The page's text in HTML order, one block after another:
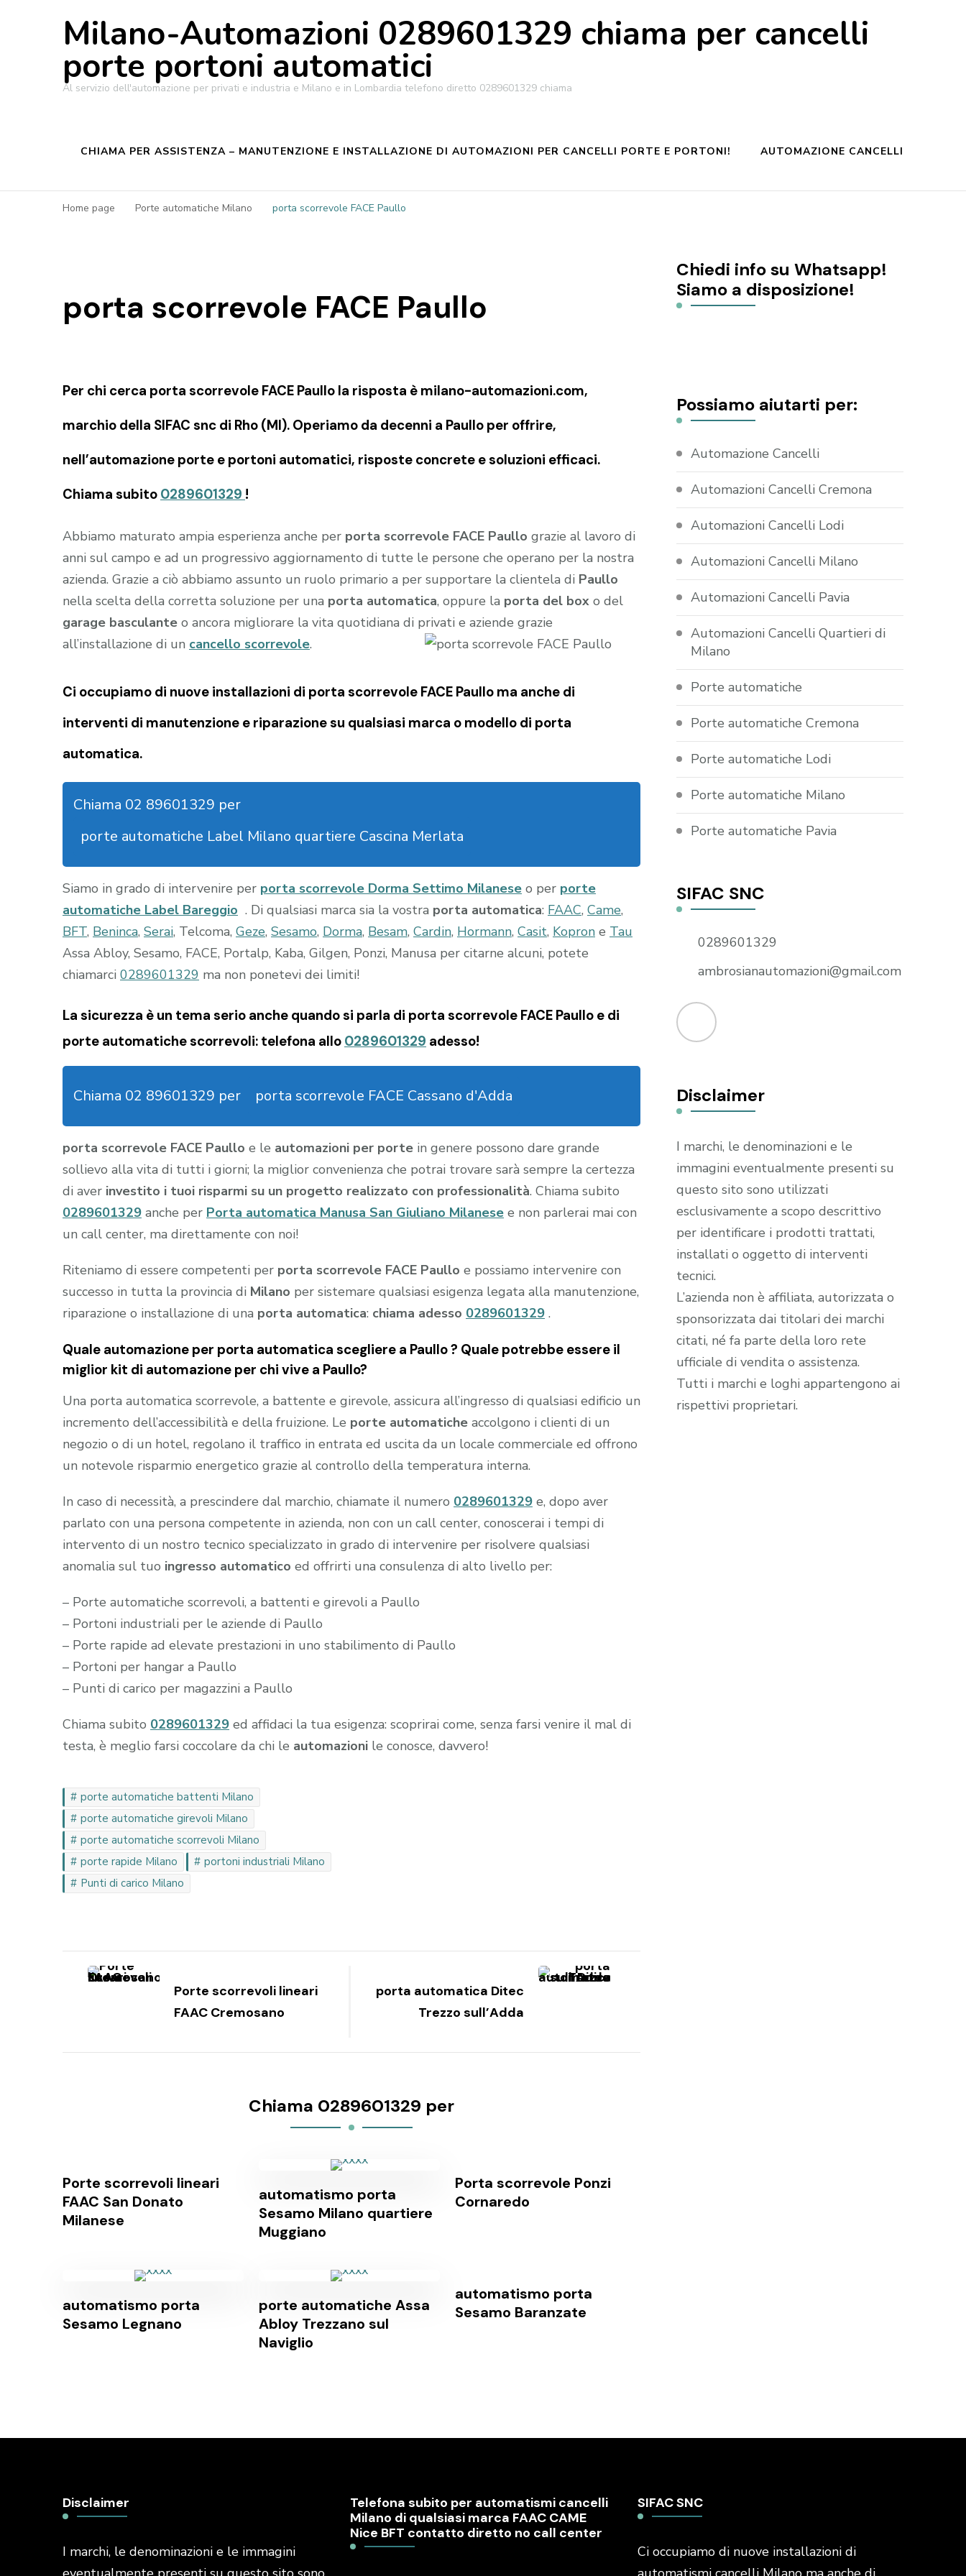
Milano-Automazioni 0289601329 chiama per cancelli
porte portoni automatici
Al servizio dell'automazione per privati e industria e Milano e in Lombardia telefono diretto 0289601329 chiama
CHIAMA PER ASSISTENZA – MANUTENZIONE E INSTALLAZIONE DI AUTOMAZIONI PER CANCELLI PORTE E PORTONI! AUTOMAZIONE CANCELLI
Home page Porte automatiche Milano porta scorrevole FACE Paullo
porta scorrevole FACE Paullo
Per chi cerca porta scorrevole FACE Paullo la risposta è milano-automazioni.com,
marchio della SIFAC snc di Rho (MI). Operiamo da decenni a Paullo per offrire,
nell’automazione porte e portoni automatici, risposte concrete e soluzioni efficaci.
Chiama subito 0289601329 !
Abbiamo maturato ampia esperienza anche per porta scorrevole FACE Paullo grazie al lavoro di
anni sul campo e ad un progressivo aggiornamento di tutte le persone che operano per la nostra
azienda. Grazie a ciò abbiamo assunto un ruolo primario a per supportare la clientela di Paullo
nella scelta della corretta soluzione per una porta automatica, oppure la porta del box o del
garage basculante o ancora migliorare la vita quotidiana di privati e aziende grazie
all’installazione di un cancello scorrevole.
Ci occupiamo di nuove installazioni di porta scorrevole FACE Paullo ma anche di
interventi di manutenzione e riparazione su qualsiasi marca o modello di porta
automatica.
Chiama 02 89601329 per
porte automatiche Label Milano quartiere Cascina Merlata
Siamo in grado di intervenire per porta scorrevole Dorma Settimo Milanese o per porte
automatiche Label Bareggio . Di qualsiasi marca sia la vostra porta automatica: FAAC, Came,
BFT, Beninca, Serai, Telcoma, Geze, Sesamo, Dorma, Besam, Cardin, Hormann, Casit, Kopron e Tau
Assa Abloy, Sesamo, FACE, Portalp, Kaba, Gilgen, Ponzi, Manusa per citarne alcuni, potete
chiamarci 0289601329 ma non ponetevi dei limiti!
La sicurezza è un tema serio anche quando si parla di porta scorrevole FACE Paullo e di
porte automatiche scorrevoli: telefona allo 0289601329 adesso!
Chiama 02 89601329 per porta scorrevole FACE Cassano d'Adda
porta scorrevole FACE Paullo e le automazioni per porte in genere possono dare grande
sollievo alla vita di tutti i giorni; la miglior convenienza che potrai trovare sarà sempre la certezza
di aver investito i tuoi risparmi su un progetto realizzato con professionalità. Chiama subito
0289601329 anche per Porta automatica Manusa San Giuliano Milanese e non parlerai mai con
un call center, ma direttamente con noi!
Riteniamo di essere competenti per porta scorrevole FACE Paullo e possiamo intervenire con
successo in tutta la provincia di Milano per sistemare qualsiasi esigenza legata alla manutenzione,
riparazione o installazione di una porta automatica: chiama adesso 0289601329 .
Quale automazione per porta automatica scegliere a Paullo ? Quale potrebbe essere il
miglior kit di automazione per chi vive a Paullo?
Una porta automatica scorrevole, a battente e girevole, assicura all’ingresso di qualsiasi edificio un
incremento dell’accessibilità e della fruizione. Le porte automatiche accolgono i clienti di un
negozio o di un hotel, regolano il traffico in entrata ed uscita da un locale commerciale ed offrono
un notevole risparmio energetico grazie al controllo della temperatura interna.
In caso di necessità, a prescindere dal marchio, chiamate il numero 0289601329 e, dopo aver
parlato con una persona competente in azienda, non con un call center, conoscerai i tempi di
intervento di un nostro tecnico specializzato in grado di intervenire per risolvere qualsiasi
anomalia sul tuo ingresso automatico ed offrirti una consulenza di alto livello per:
– Porte automatiche scorrevoli, a battenti e girevoli a Paullo
– Portoni industriali per le aziende di Paullo
– Porte rapide ad elevate prestazioni in uno stabilimento di Paullo
– Portoni per hangar a Paullo
– Punti di carico per magazzini a Paullo
Chiama subito 0289601329 ed affidaci la tua esigenza: scoprirai come, senza farsi venire il mal di
testa, è meglio farsi coccolare da chi le automazioni le conosce, davvero!
porte automatiche battenti Milano
porte automatiche girevoli Milano
porte automatiche scorrevoli Milano
porte rapide Milano
portoni industriali Milano
Punti di carico Milano
Navigazione
Porte scorrevoli lineari
FAAC Cremosano
porta automatica Ditec
Trezzo sull’Adda
Chiama 0289601329 per
Porte scorrevoli lineari
FAAC San Donato
Milanese
automatismo porta
Sesamo Milano quartiere
Muggiano
Porta scorrevole Ponzi
Cornaredo
automatismo porta
Sesamo Legnano
porte automatiche Assa
Abloy Trezzano sul
Naviglio
automatismo porta
Sesamo Baranzate
Chiedi info su Whatsapp!
Siamo a disposizione!
Possiamo aiutarti per:
Automazione Cancelli
Automazioni Cancelli Cremona
Automazioni Cancelli Lodi
Automazioni Cancelli Milano
Automazioni Cancelli Pavia
Automazioni Cancelli Quartieri di
Milano
Porte automatiche
Porte automatiche Cremona
Porte automatiche Lodi
Porte automatiche Milano
Porte automatiche Pavia
SIFAC SNC
0289601329
ambrosianautomazioni@gmail.com
Disclaimer
I marchi, le denominazioni e le
immagini eventualmente presenti su
questo sito sono utilizzati
esclusivamente a scopo descrittivo
per identificare i prodotti trattati,
installati o oggetto di interventi
tecnici.
L’azienda non è affiliata, autorizzata o
sponsorizzata dai titolari dei marchi
citati, né fa parte della loro rete
ufficiale di vendita o assistenza.
Tutti i marchi e loghi appartengono ai
rispettivi proprietari.
Disclaimer
I marchi, le denominazioni e le immagini
Telefona subito per automatismi cancelli
Milano di qualsiasi marca FAAC CAME
Nice BFT contatto diretto no call center
SIFAC SNC
Ci occupiamo di nuove installazioni di